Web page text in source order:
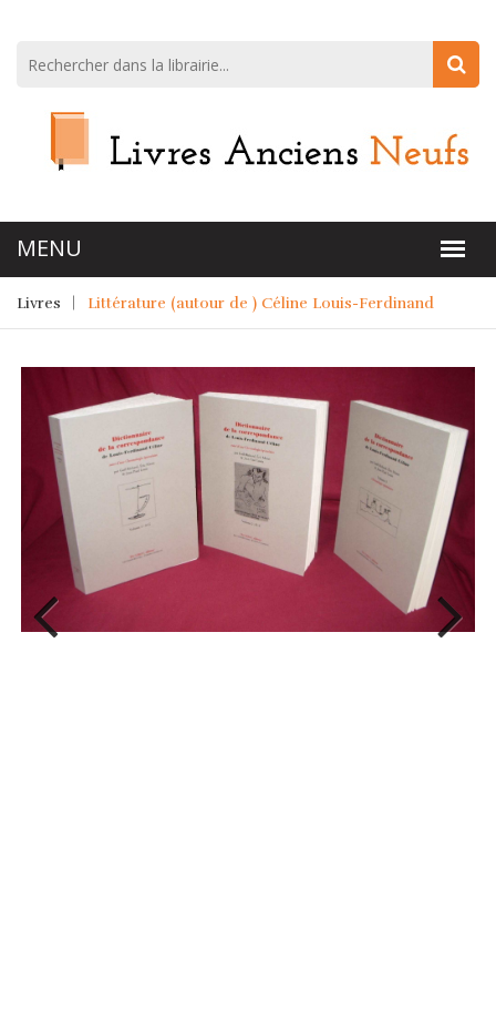
Livres Littérature (autour de ) Céline Louis-Ferdinand